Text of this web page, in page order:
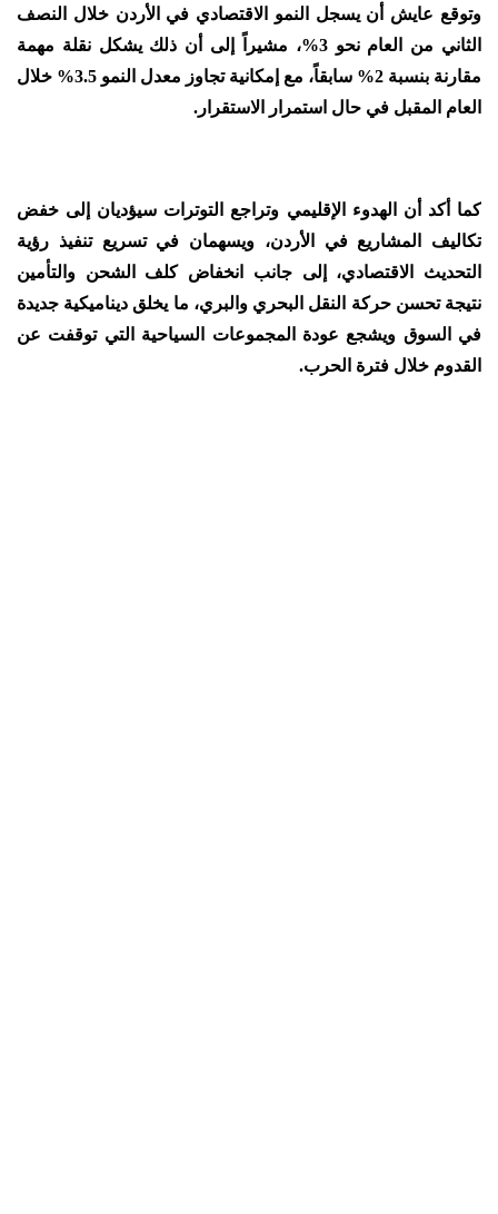
وتوقع عايش أن يسجل النمو الاقتصادي في الأردن خلال النصف
الثاني من العام نحو 3%، مشيراً إلى أن ذلك يشكل نقلة مهمة
مقارنة بنسبة 2% سابقاً، مع إمكانية تجاوز معدل النمو 3.5% خلال
العام المقبل في حال استمرار الاستقرار.
كما أكد أن الهدوء الإقليمي وتراجع التوترات سيؤديان إلى خفض
تكاليف المشاريع في الأردن، ويسهمان في تسريع تنفيذ رؤية
التحديث الاقتصادي، إلى جانب انخفاض كلف الشحن والتأمين
نتيجة تحسن حركة النقل البحري والبري، ما يخلق ديناميكية جديدة
في السوق ويشجع عودة المجموعات السياحية التي توقفت عن
القدوم خلال فترة الحرب.